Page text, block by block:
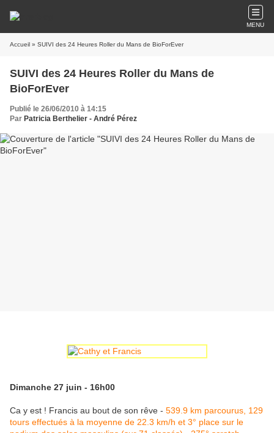
MENU
Accueil » SUIVI des 24 Heures Roller du Mans de BioForEver
SUIVI des 24 Heures Roller du Mans de
BioForEver
Publié le 26/06/2010 à 14:15
Par Patricia Berthelier - André Pérez
Dimanche 27 juin - 16h00
Ca y est ! Francis au bout de son rêve - 539.9 km parcourus, 129
tours effectués à la moyenne de 22.3 km/h et 3° place sur le